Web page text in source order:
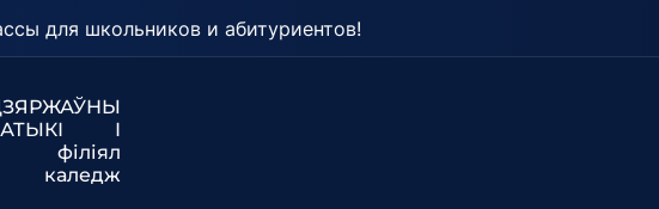
для школьников и абитуриентов!
І
філіял
каледж